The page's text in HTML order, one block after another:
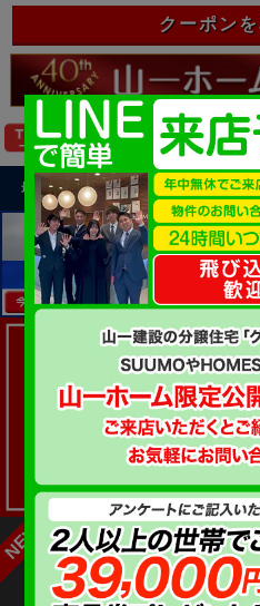
クーポン
最近見た物件 お気に入り
羽村市羽中４丁目
区画 Ｂ号区